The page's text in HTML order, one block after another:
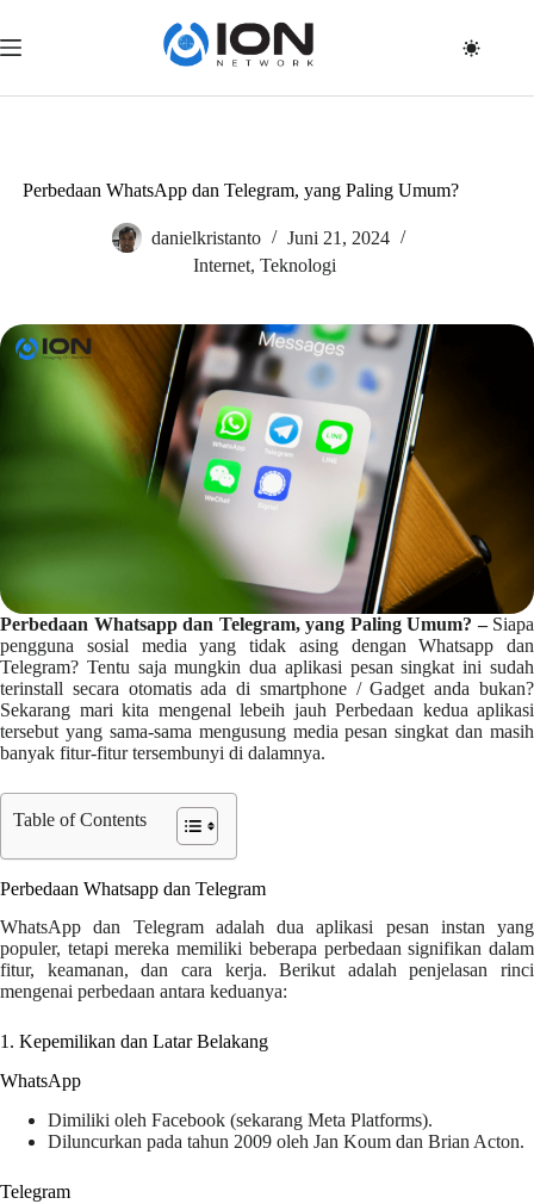
content
Perbedaan WhatsApp dan Telegram, yang Paling Umum?
danielkristanto
Juni 21, 2024
Internet, Teknologi
Perbedaan Whatsapp dan Telegram, yang Paling Umum? –Siapa
pengguna sosial media yang tidak asing dengan Whatsapp dan
Telegram? Tentu saja mungkin dua aplikasi pesan singkat ini sudah
terinstall secara otomatis ada di smartphone / Gadget anda bukan?
Sekarang mari kita mengenal lebeih jauh Perbedaan kedua aplikasi
tersebut yang sama-sama mengusung media pesan singkat dan masih
banyak fitur-fitur tersembunyi di dalamnya.
Table of Contents
Perbedaan Whatsapp dan Telegram
WhatsApp dan Telegram adalah dua aplikasi pesan instan yang
populer, tetapi mereka memiliki beberapa perbedaan signifikan dalam
fitur, keamanan, dan cara kerja. Berikut adalah penjelasan rinci
mengenai perbedaan antara keduanya:
1. Kepemilikan dan Latar Belakang
WhatsApp
Dimiliki oleh Facebook (sekarang Meta Platforms).
Diluncurkan pada tahun 2009 oleh Jan Koum dan Brian Acton.
Telegram